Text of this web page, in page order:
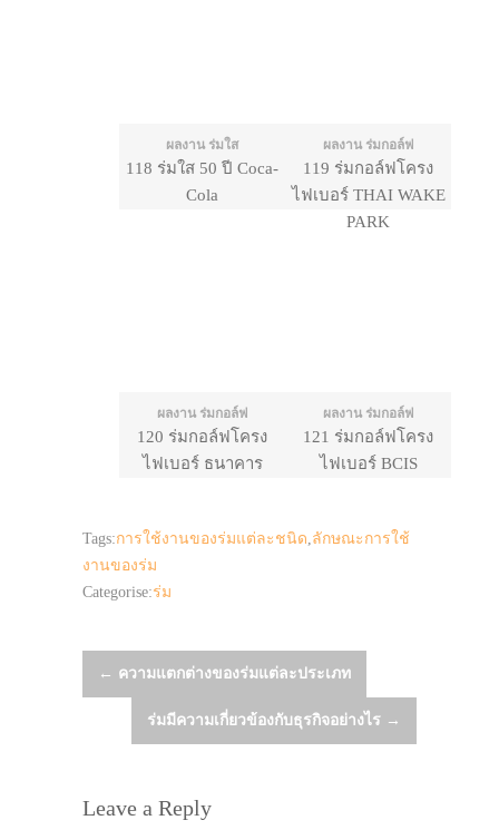
ผลงาน ร่มใส
118 ร่มใส 50 ปี Coca-
Cola
ผลงาน ร่มกอล์ฟ
119 ร่มกอล์ฟโครง
ไฟเบอร์ THAI WAKE
PARK
ผลงาน ร่มกอล์ฟ
120 ร่มกอล์ฟโครง
ไฟเบอร์ ธนาคาร
ผลงาน ร่มกอล์ฟ
121 ร่มกอล์ฟโครง
ไฟเบอร์ BCIS
Tags:การใช้งานของร่มแต่ละชนิด,ลักษณะการใช้
งานของร่ม
Categorise:ร่ม
Post
navigation
← ความแตกต่างของร่มแต่ละประเภท
ร่มมีความเกี่ยวข้องกับธุรกิจอย่างไร →
Leave a Reply